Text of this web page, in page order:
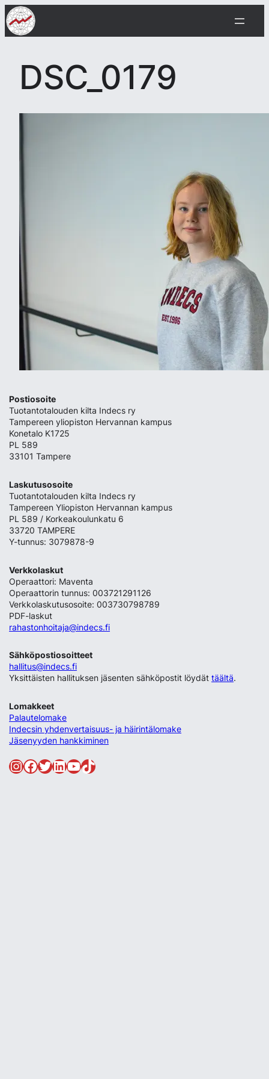
Siirry
sisältöön
DSC_0179
Postiosoite
Tuotantotalouden kilta Indecs ry
Tampereen yliopiston Hervannan kampus
Konetalo K1725
PL 589
33101 Tampere
Laskutusosoite
Tuotantotalouden kilta Indecs ry
Tampereen Yliopiston Hervannan kampus
PL 589 / Korkeakoulunkatu 6
33720 TAMPERE
Y-tunnus: 3079878-9
Verkkolaskut
Operaattori: Maventa
Operaattorin tunnus: 003721291126
Verkkolaskutusosoite: 003730798789
PDF-laskut
rahastonhoitaja@indecs.fi
Sähköpostiosoitteet
hallitus@indecs.fi
Yksittäisten hallituksen jäsenten sähköpostit löydättäältä.
Lomakkeet
Palautelomake
Indecsin yhdenvertaisuus- ja häirintälomake
Jäsenyyden hankkiminen
InstagramFacebook Twitter LinkedIn YouTube TikTok